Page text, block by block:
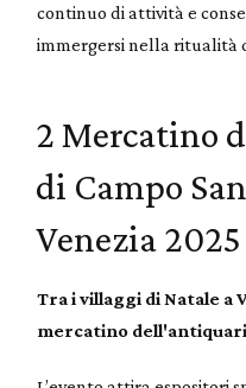
continuo di attività e
immergersi nella ritualità
2 Mercatino
di Campo
Venezia 2025
Tra i villaggi di Natale a
mercatino